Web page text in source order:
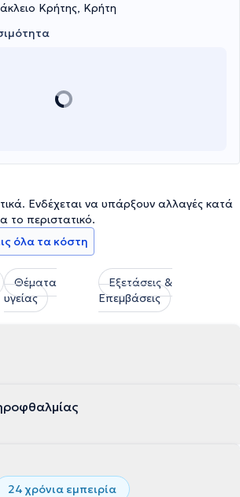
Κρήτης, Κρήτη
Ενδέχεται να υπάρξουν αλλαγές κατά
το περιστατικό.
όλα τα κόστη
Θέματα
υγείας
Εξετάσεις &
Επεμβάσεις
24 χρόνια εμπειρία